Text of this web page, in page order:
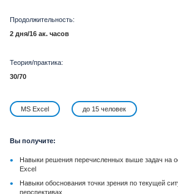
Продолжительность:
2 дня/16 ак. часов
Теория/практика:
30/70
MS Excel до 15 человек
Вы получите:
•
Навыки решения перечисленных выше задач на
Excel
•
Навыки обоснования точки зрения по текущей
перспективах